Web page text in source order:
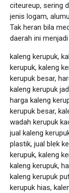
citeureup, sering
jenis logam,
Tak heran bila
daerah ini menjadi
kaleng kerupuk,
kerupuk, kaleng
kerupuk besar,
kaleng kerupuk
harga kaleng
kerupuk besar,
wadah kerupuk
jual kaleng
plastik, jual blek
kerupuk, kaleng
kaleng kerupuk,
kaleng kerupuk
kerupuk hias,